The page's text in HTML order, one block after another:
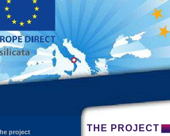
project THE PROJECT